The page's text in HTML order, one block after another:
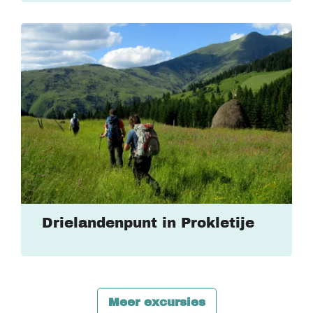
Drielandenpunt in Prokletije
Meer excursies